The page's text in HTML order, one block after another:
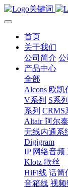
首页
关于我们
公司简介 公
产品中心
全部
Alcons 欧凯
V系列 S系列
系列 CRMS
Altair 阿尔泰
无线内通系
Digigram
IP 网络音频
Klotz 歌丝
HiFi线 话筒
音箱线 视